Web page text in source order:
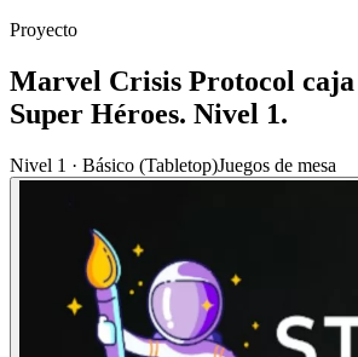
Proyecto
Marvel Crisis Protocol caja
Super Héroes. Nivel 1.
Nivel 1 · Básico (Tabletop)Juegos de mesa